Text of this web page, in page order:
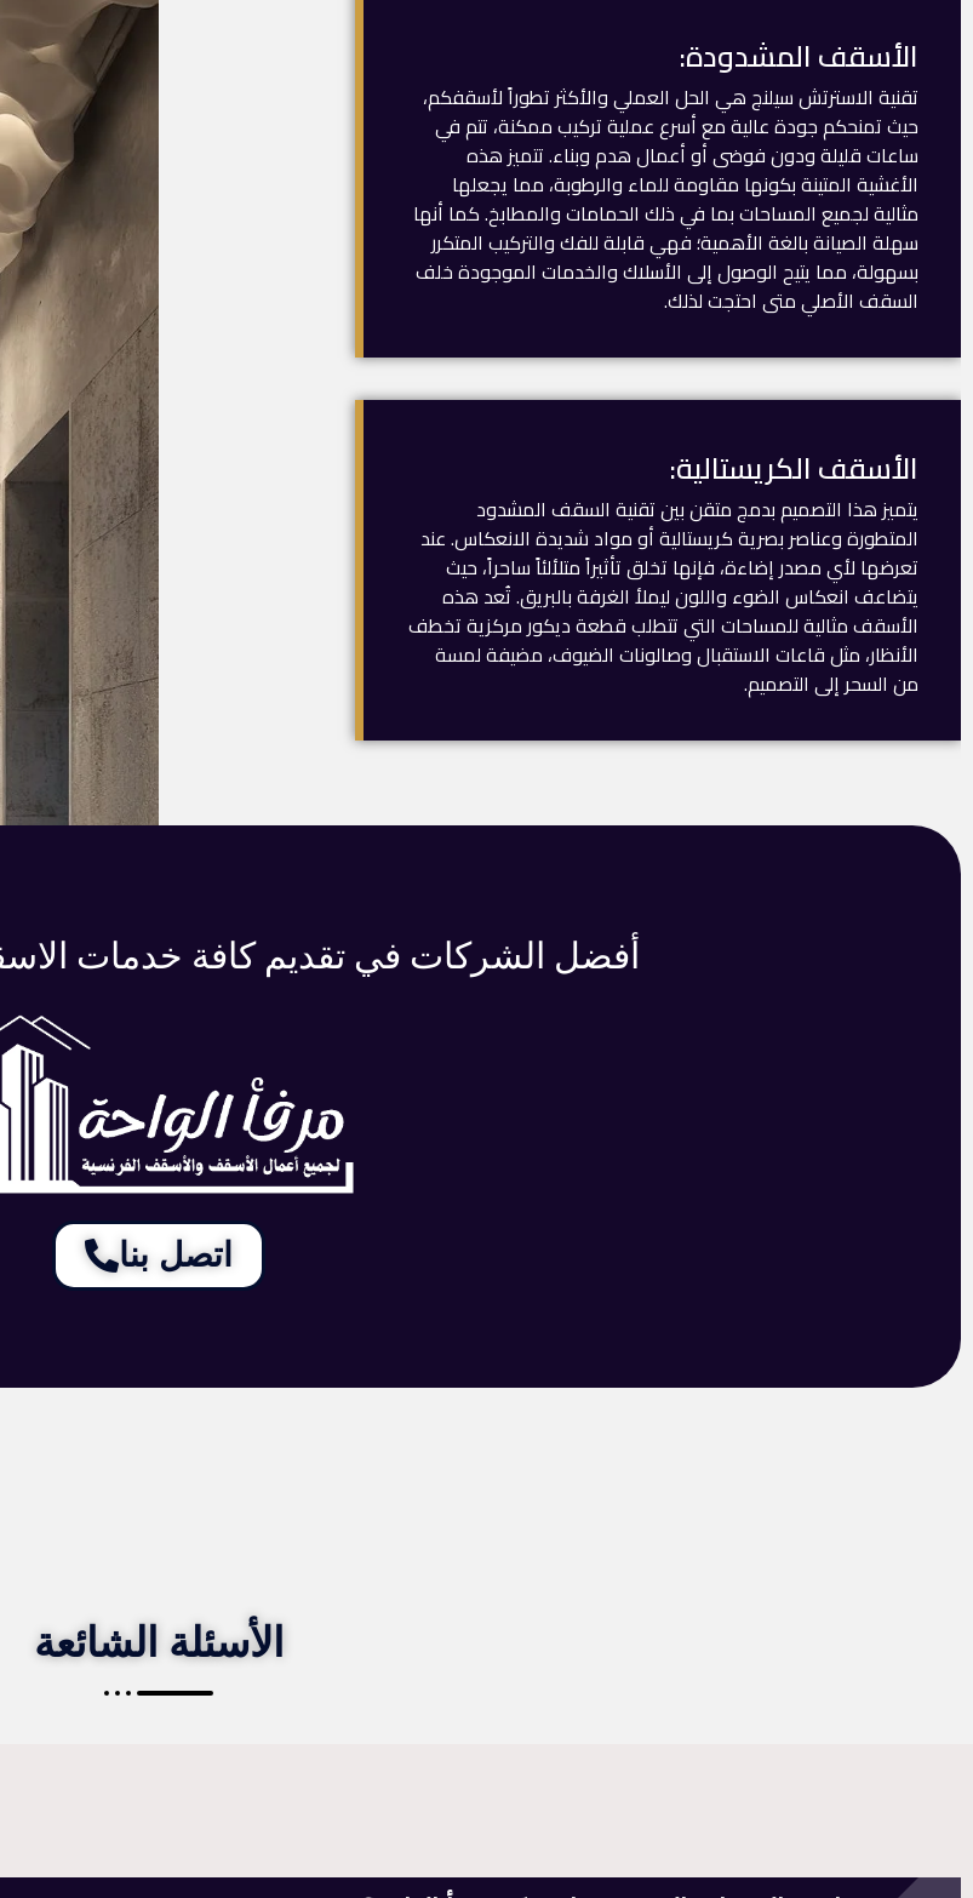
الأسقف المشدودة:
تقنية الاسترتش سيلنج هي الحل العملي والأكثر تطوراً لأسقفكم،
حيث تمنحكم جودة عالية مع أسرع عملية تركيب ممكنة، تتم في
ساعات قليلة ودون فوضى أو أعمال هدم وبناء. تتميز هذه
الأغشية المتينة بكونها مقاومة للماء والرطوبة، مما يجعلها
مثالية لجميع المساحات بما في ذلك الحمامات والمطابخ. كما أنها
سهلة الصيانة بالغة الأهمية؛ فهي قابلة للفك والتركيب المتكرر
بسهولة، مما يتيح الوصول إلى الأسلاك والخدمات الموجودة خلف
السقف الأصلي متى احتجت لذلك.
الأسقف الكريستالية:
يتميز هذا التصميم بدمج متقن بين تقنية السقف المشدود
المتطورة وعناصر بصرية كريستالية أو مواد شديدة الانعكاس. عند
تعرضها لأي مصدر إضاءة، فإنها تخلق تأثيراً متلألئاً ساحراً، حيث
يتضاعف انعكاس الضوء واللون ليملأ الغرفة بالبريق. تُعد هذه
الأسقف مثالية للمساحات التي تتطلب قطعة ديكور مركزية تخطف
الأنظار، مثل قاعات الاستقبال وصالونات الضيوف، مضيفة لمسة
من السحر إلى التصميم.
أفضل الشركات في تقديم كافة خدمات
اتصل بنا
الأسئلة الشائعة